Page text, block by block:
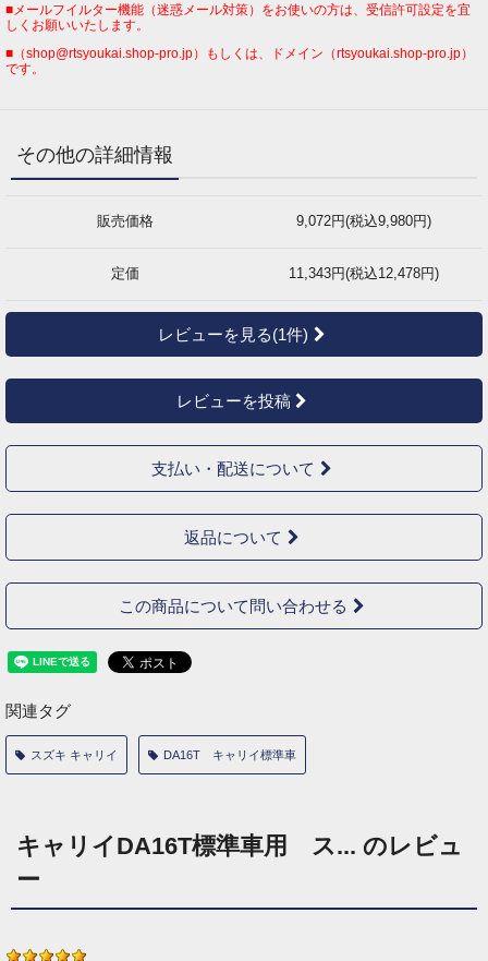
■メールフイルター機能（迷惑メール対策）をお使いの方は、受信許可設定を宜
しくお願いいたします。
■（shop@rtsyoukai.shop-pro.jp）もしくは、ドメイン（rtsyoukai.shop-pro.jp）
です。
その他の詳細情報
販売価格 9,072円(税込9,980円)
定価 11,343円(税込12,478円)
レビューを見る(1件)
レビューを投稿
支払い・配送について
返品について
この商品について問い合わせる
関連タグ
スズキ キャリイ DA16T キャリイ標準車
キャリイDA16T標準車用 ス... のレビュ
ー